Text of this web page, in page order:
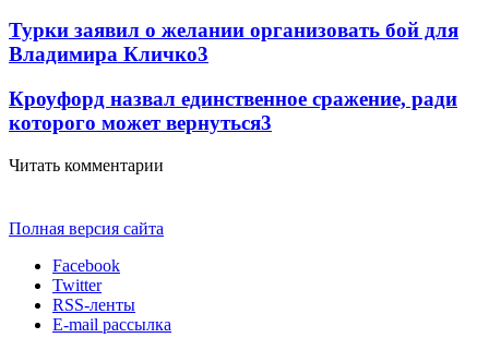
Турки заявил о желании организовать бой для
Владимира Кличко3
Кроуфорд назвал единственное сражение, ради
которого может вернуться3
Читать комментарии
Полная версия сайта
Facebook
Twitter
RSS-ленты
E-mail рассылка